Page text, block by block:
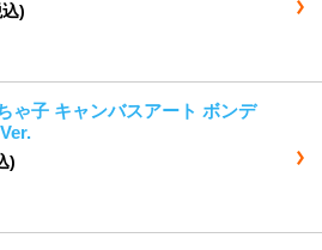
)
ゃ子 キャンバスアート ボンデ
)